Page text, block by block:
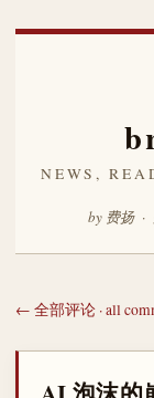
NEWS,
by 费扬 ·
← 全部评论 · all